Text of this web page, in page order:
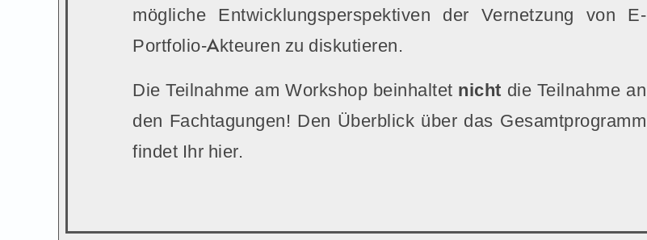
mögliche Entwicklungsperspektiven der Vernetzung von E-
Portfolio-Akteuren zu diskutieren.
Die Teilnahme am Workshop beinhaltet nicht die Teilnahme an
den Fachtagungen! Den Überblick über das Gesamtprogramm
findet Ihr hier.